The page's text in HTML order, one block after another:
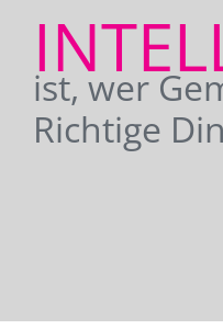
ist, wer
Richtige